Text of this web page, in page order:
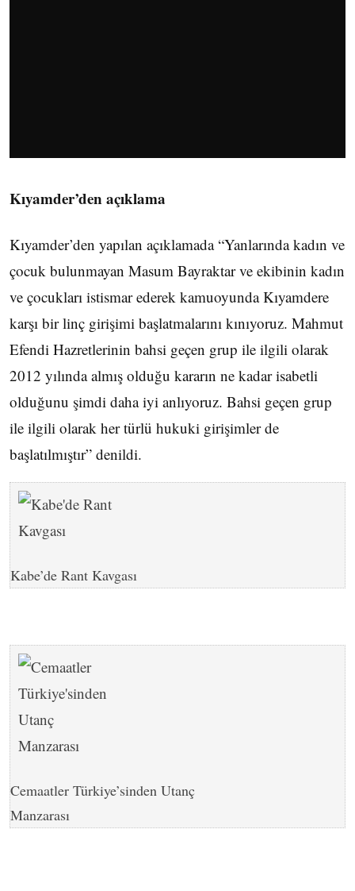
Kıyamder’den açıklama
Kıyamder’den yapılan açıklamada “Yanlarında kadın ve
çocuk bulunmayan Masum Bayraktar ve ekibinin kadın
ve çocukları istismar ederek kamuoyunda Kıyamdere
karşı bir linç girişimi başlatmalarını kınıyoruz. Mahmut
Efendi Hazretlerinin bahsi geçen grup ile ilgili olarak
2012 yılında almış olduğu kararın ne kadar isabetli
olduğunu şimdi daha iyi anlıyoruz. Bahsi geçen grup
ile ilgili olarak her türlü hukuki girişimler de
başlatılmıştır” denildi.
Kabe’de Rant Kavgası
Cemaatler Türkiye’sinden Utanç
Manzarası